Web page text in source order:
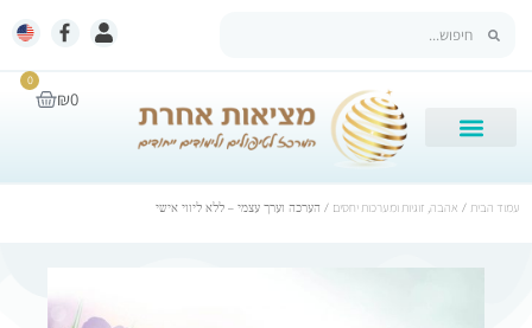
₪0
0
עמוד הבית / אהבה, זוגיות ומערכות יחסים / הערכה וערך עצמי – ללא ליווי אישי